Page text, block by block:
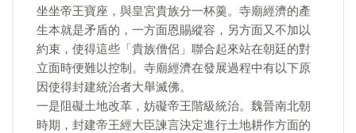
坐坐帝王寶座，與皇宮貴族分一杯羹。寺廟經濟的產
生本就是矛盾的，一方面恩賜縱容，另方面又不加以
約束，使得這些「貴族僧侶」聯合起來站在朝廷的對
立面時便難以控制。寺廟經濟在發展過程中有以下原
因使得封建統治者大舉滅佛。
一是阻礙土地改革，妨礙帝王階級統治。魏晉南北朝
時期，封建帝王經大臣諫言決定進行土地耕作方面的